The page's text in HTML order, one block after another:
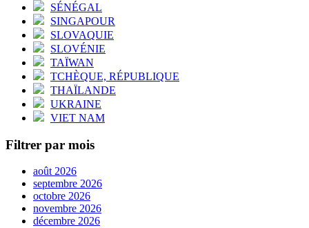
SÉNÉGAL
SINGAPOUR
SLOVAQUIE
SLOVÉNIE
TAÏWAN
TCHÈQUE, RÉPUBLIQUE
THAÏLANDE
UKRAINE
VIET NAM
Filtrer par mois
août 2026
septembre 2026
octobre 2026
novembre 2026
décembre 2026